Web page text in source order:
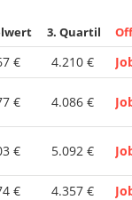
3. Quartil
€ 4.210 €
€ 4.086 €
€ 5.092 €
€ 4.357 €